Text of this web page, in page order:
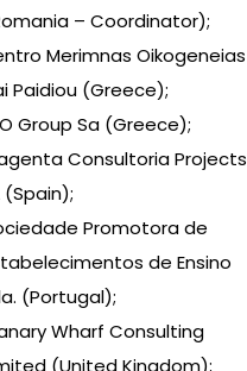
– Coordinator);
Merimnas Oikogeneias
Paidiou (Greece);
Group Sa (Greece);
Consultoria Projects
(Spain);
Promotora de
de Ensino
(Portugal);
Wharf Consulting
(United Kingdom);